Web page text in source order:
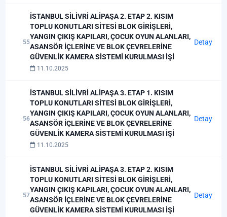
55
İSTANBUL SİLİVRİ ALİPAŞA 2. ETAP 2. KISIM
TOPLU KONUTLARI SİTESİ BLOK GİRİŞLERİ,
YANGIN ÇIKIŞ KAPILARI, ÇOCUK OYUN ALANLARI,
ASANSÖR İÇLERİNE VE BLOK ÇEVRELERİNE
GÜVENLİK KAMERA SİSTEMİ KURULMASI İŞİ
11.10.2025
Detay
56
İSTANBUL SİLİVRİ ALİPAŞA 3. ETAP 1. KISIM
TOPLU KONUTLARI SİTESİ BLOK GİRİŞLERİ,
YANGIN ÇIKIŞ KAPILARI, ÇOCUK OYUN ALANLARI,
ASANSÖR İÇLERİNE VE BLOK ÇEVRELERİNE
GÜVENLİK KAMERA SİSTEMİ KURULMASI İŞİ
11.10.2025
Detay
57
İSTANBUL SİLİVRİ ALİPAŞA 3. ETAP 2. KISIM
TOPLU KONUTLARI SİTESİ BLOK GİRİŞLERİ,
YANGIN ÇIKIŞ KAPILARI, ÇOCUK OYUN ALANLARI,
ASANSÖR İÇLERİNE VE BLOK ÇEVRELERİNE
GÜVENLİK KAMERA SİSTEMİ KURULMASI İŞİ
Detay